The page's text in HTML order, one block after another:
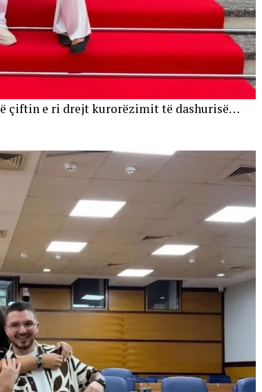
çiftin e ri drejt kurorëzimit të dashurisë…